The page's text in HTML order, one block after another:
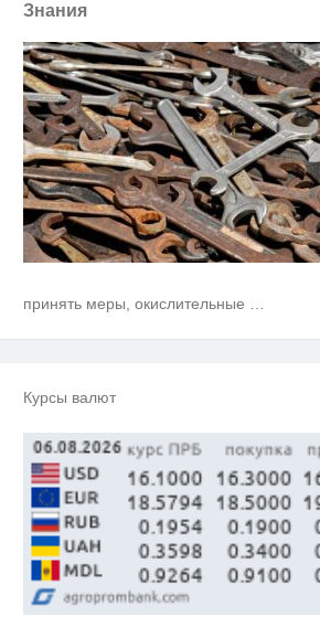
Знания
принять меры, окислительные
Курсы валют
без слов! Пересмотрела 10 раз
не оставит равнодушным